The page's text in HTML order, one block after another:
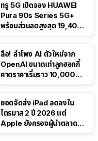
ทรู 5G เปิดจอง HUAWEI
Pura 90s Series 5G+
พร้อมส่วนลดสูงสุด 19,400
ลือ! ลำโพง AI ตัวใหม่จาก
OpenAI ขนาดเท่าลูกฮอกกี้
คาดราคาเริ่มราว 10,000
ยอดจัดส่ง iPad ลดลงใน
ไตรมาส 2 ปี 2026 แต่
Apple ยังครองผู้นำตลาด